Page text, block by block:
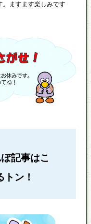
。ますます楽しみです
記事はこ
トン！